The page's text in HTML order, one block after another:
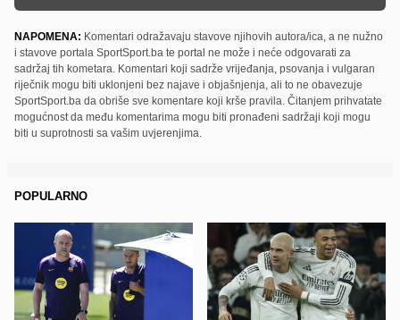
NAPOMENA: Komentari odražavaju stavove njihovih autora/ica, a ne nužno
i stavove portala SportSport.ba te portal ne može i neće odgovarati za
sadržaj tih kometara. Komentari koji sadrže vrijeđanja, psovanja i vulgaran
riječnik mogu biti uklonjeni bez najave i objašnjenja, ali to ne obavezuje
SportSport.ba da obriše sve komentare koji krše pravila. Čitanjem prihvatate
mogućnost da među komentarima mogu biti pronađeni sadržaji koji mogu
biti u suprotnosti sa vašim uvjerenjima.
POPULARNO